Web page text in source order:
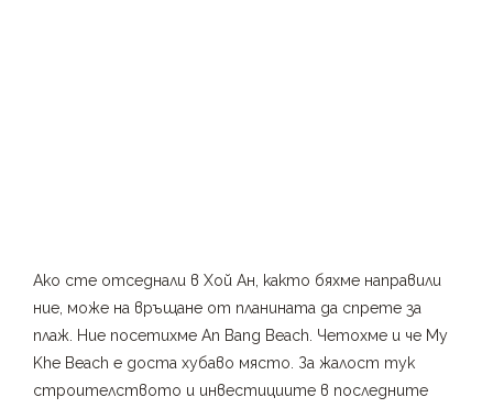
Ако сте отседнали в Хой Ан, както бяхме направили
ние, може на връщане от планината да спрете за
плаж. Ние посетихме An Bang Beach. Четохме и че My
Khe Beach e доста хубаво място. За жалост тук
строителството и инвестициите в последните